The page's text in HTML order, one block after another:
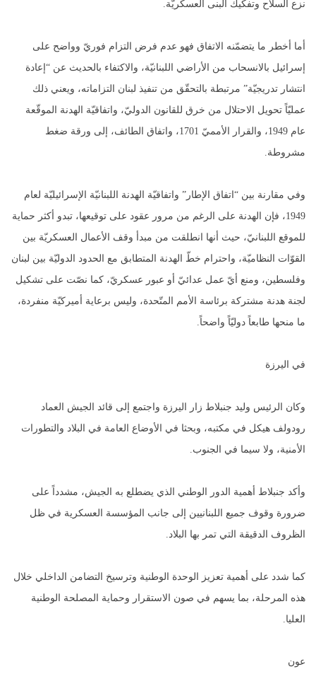
نزع السلاح وتفكيك البنى العسكريّة.
أما أخطر ما يتضمّنه الاتفاق فهو عدم فرض التزام فوريّ وواضح على
إسرائيل بالانسحاب من الأراضي اللبنانيّة، والاكتفاء بالحديث عن “إعادة
انتشار تدريجيّة” مرتبطة بالتحقّق من تنفيذ لبنان التزاماته، ويعني ذلك
عمليّاً تحويل الاحتلال من خرق للقانون الدوليّ، واتفاقيّة الهدنة الموقّعة
عام 1949، والقرار الأمميّ 1701، واتفاق الطائف، إلى ورقة ضغط
مشروطة.
وفي مقارنة بين “اتفاق الإطار” واتفاقيّة الهدنة اللبنانيّة الإسرائيليّة لعام
1949، فإن الهدنة على الرغم من مرور عقود على توقيعها، تبدو أكثر حماية
للموقع اللبنانيّ، حيث أنها انطلقت من مبدأ وقف الأعمال العسكريّة بين
القوّات النظاميّة، واحترام خطّ الهدنة المتطابق مع الحدود الدوليّة بين لبنان
وفلسطين، ومنع أيّ عمل عدائيّ أو عبور عسكريّ، كما نصّت على تشكيل
لجنة هدنة مشتركة برئاسة الأمم المتّحدة، وليس برعاية أميركيّة منفردة،
ما منحها طابعاً دوليّاً واضحاً.
في اليرزة
وكان الرئيس وليد جنبلاط زار اليرزة واجتمع إلى قائد الجيش العماد
رودولف هيكل في مكتبه، وبحثا في الأوضاع العامة في البلاد والتطورات
الأمنية، ولا سيما في الجنوب.
وأكد جنبلاط أهمية الدور الوطني الذي يضطلع به الجيش، مشدداً على
ضرورة وقوف جميع اللبنانيين إلى جانب المؤسسة العسكرية في ظل
الظروف الدقيقة التي تمر بها البلاد.
كما شدد على أهمية تعزيز الوحدة الوطنية وترسيخ التضامن الداخلي خلال
هذه المرحلة، بما يسهم في صون الاستقرار وحماية المصلحة الوطنية
العليا.
عون